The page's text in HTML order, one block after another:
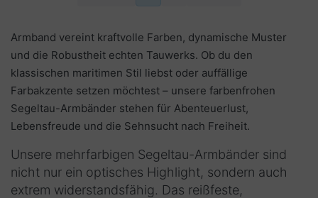
Armband vereint kraftvolle Farben, dynamische Muster
und die Robustheit echten Tauwerks. Ob du den
klassischen maritimen Stil liebst oder auffällige
Farbakzente setzen möchtest – unsere farbenfrohen
Segeltau-Armbänder stehen für Abenteuerlust,
Lebensfreude und die Sehnsucht nach Freiheit.
Unsere mehrfarbigen Segeltau-Armbänder sind
nicht nur ein optisches Highlight, sondern auch
extrem widerstandsfähig. Das reißfeste,